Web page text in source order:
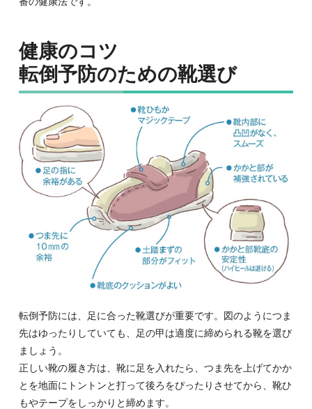
健康のコツ
転倒予防のための靴選び
転倒予防には、足に合った靴選びが重要です。図のようにつま
先はゆったりしていても、足の甲は適度に締められる靴を選び
ましょう。
正しい靴の履き方は、靴に足を入れたら、つま先を上げてかか
とを地面にトントンと打って後ろをぴったりさせてから、靴ひ
もやテープをしっかりと締めます。